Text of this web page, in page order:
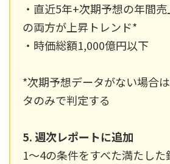
・直近5年+次期予想の年間
の両方が上昇トレンド*
・時価総額1,000億円以下
*次期予想データがない場合
タのみで判定する
5. 週次レポートに追加
1〜4の条件をすべた満たし